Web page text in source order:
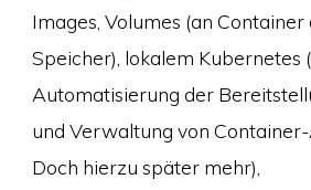
Images, Volumes (an
Speicher), lokalem Kubernetes
Automatisierung der
und Verwaltung von
Doch hierzu später mehr),